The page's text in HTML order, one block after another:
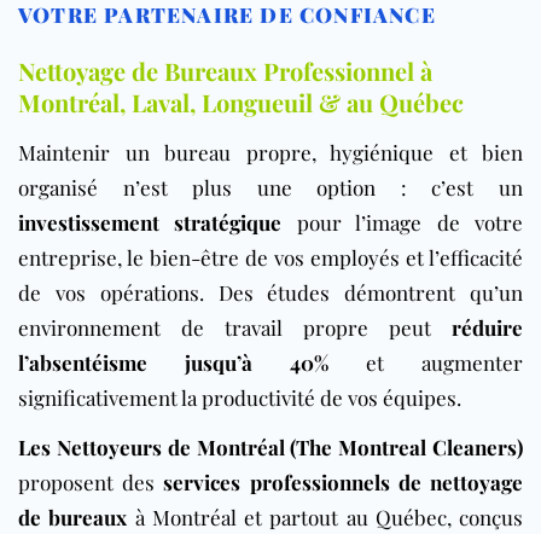
VOTRE PARTENAIRE DE CONFIANCE
Nettoyage de Bureaux Professionnel à
Montréal, Laval, Longueuil & au Québec
Maintenir un bureau propre, hygiénique et bien
organisé n’est plus une option : c’est un
investissement stratégique pour l’image de votre
entreprise, le bien-être de vos employés et l’efficacité
de vos opérations. Des études démontrent qu’un
environnement de travail propre peut réduire
l’absentéisme jusqu’à 40% et augmenter
significativement la productivité de vos équipes.
Les Nettoyeurs de Montréal (The Montreal Cleaners)
proposent desservices professionnels de nettoyage
de bureaux à Montréal et partout au Québec, conçus